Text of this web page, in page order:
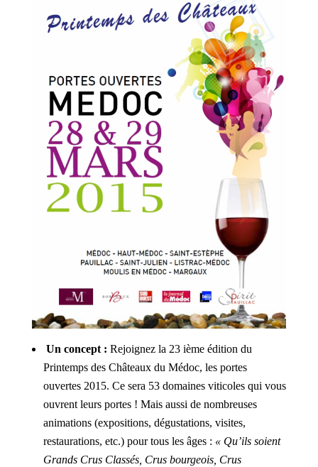
Un concept : Rejoignez la 23 ième édition du
Printemps des Châteaux du Médoc, les portes
ouvertes 2015. Ce sera 53 domaines viticoles qui vous
ouvrent leurs portes ! Mais aussi de nombreuses
animations (expositions, dégustations, visites,
restaurations, etc.) pour tous les âges : « Qu’ils soient
Grands Crus Classés, Crus bourgeois, Crus